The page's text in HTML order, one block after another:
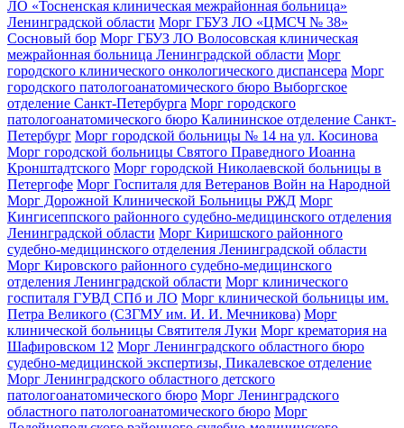
ЛО «Тосненская клиническая межрайонная больница»
Ленинградской области Морг ГБУЗ ЛО «ЦМСЧ № 38»
Сосновый бор Морг ГБУЗ ЛО Волосовская клиническая
межрайонная больница Ленинградской области Морг
городского клинического онкологического диспансера Морг
городского патологоанатомического бюро Выборгское
отделение Санкт-Петербурга Морг городского
патологоанатомического бюро Калининское отделение Санкт-
Петербург Морг городской больницы № 14 на ул. Косинова
Морг городской больницы Святого Праведного Иоанна
Кронштадтского Морг городской Николаевской больницы в
Петергофе Морг Госпиталя для Ветеранов Войн на Народной
Морг Дорожной Клинической Больницы РЖД Морг
Кингисеппского районного судебно-медицинского отделения
Ленинградской области Морг Киришского районного
судебно-медицинского отделения Ленинградской области
Морг Кировского районного судебно-медицинского
отделения Ленинградской области Морг клинического
госпиталя ГУВД СПб и ЛО Морг клинической больницы им.
Петра Великого (СЗГМУ им. И. И. Мечникова) Морг
клинической больницы Святителя Луки Морг крематория на
Шафировском 12 Морг Ленинградского областного бюро
судебно-медицинской экспертизы, Пикалевское отделение
Морг Ленинградского областного детского
патологоанатомического бюро Морг Ленинградского
областного патологоанатомического бюро Морг